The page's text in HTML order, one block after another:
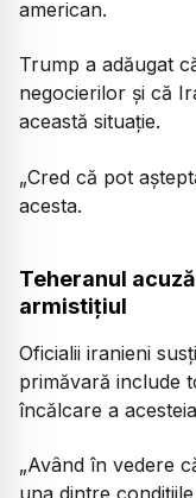
american.
Trump a adăugat
negocierilor și că
această situație.
„Cred că pot
acesta.
Teheranul
armistițiul
Oficialii iranieni
primăvară include
încălcare a
„Având în vedere